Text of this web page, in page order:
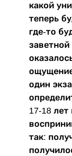
какой
теперь
где-то
один
17-18
так: